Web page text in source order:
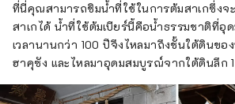
ที่นี่คุณสามารถชิมน้ำที่ใช้ในการต้มสาเกซึ่งจ
สาเกได้ น้ำที่ใช้ต้มเบียร์นี้คือน้ำธรรมชาติที่อุ
เวลานานกว่า 100 ปีจึงไหลมาถึงชั้นใต้ดินขอ
ฮาคุซัง และไหลมาอุดมสมบูรณ์จากใต้ดินลึก